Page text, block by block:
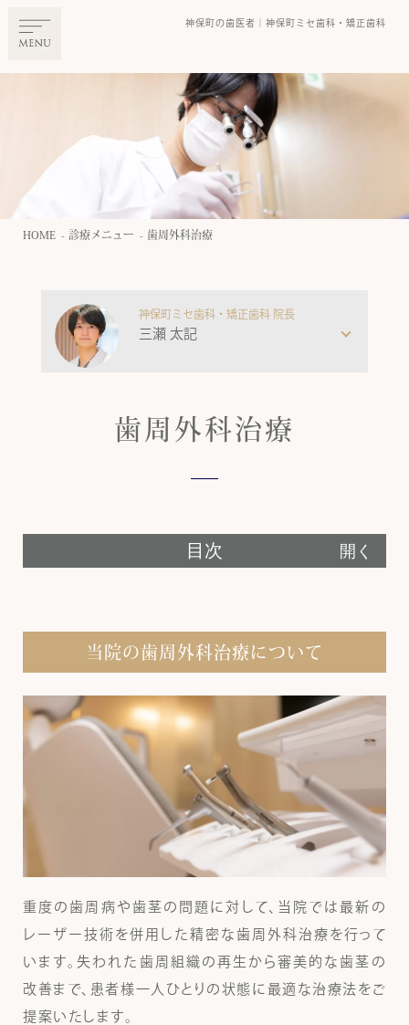
神保町の⻭医者 ｜神保町ミセ⻭科・矯正⻭科
HOME 診療メニュー 歯周外科治療
神保町ミセ歯科・矯正歯科 院長
三瀬 太記
み、その後は都内歯科医院にてお子さんからご高
齢の方まで多くの患者様のお口の健康づくりをサ
ミセ歯科・矯正歯科は、患者様との信頼関係を大
歯周外科治療
目次 開く
当院の歯周外科治療について
重度の歯周病や歯茎の問題に対して、当院では最新の
レーザー技術を併用した精密な歯周外科治療を行って
います。失われた歯周組織の再生から審美的な歯茎の
改善まで、患者様一人ひとりの状態に最適な治療法をご
提案いたします。